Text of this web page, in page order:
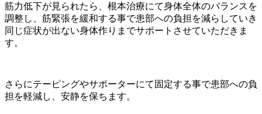
筋力低下が見られたら、根本治療にて身体全体のバランスを
調整し、筋緊張を緩和する事で患部への負担を減らしていき
同じ症状が出ない身体作りまでサポートさせていただきま
す。
さらにテーピングやサポーターにて固定する事で患部への負
担を軽減し、安静を保ちます。